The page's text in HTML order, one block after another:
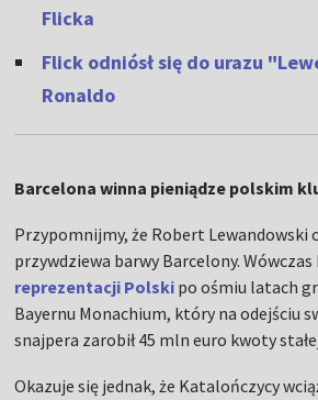
Flicka
Flick odniósł się do urazu
Ronaldo
Barcelona winna pieniądze polskim
Przypomnijmy, że Robert Lewandowski
przywdziewa barwy Barcelony.
reprezentacji Polski po ośmiu latach
Bayernu Monachium, który na odejściu
snajpera zarobił 45 mln euro kwoty
Okazuje się jednak, że Katalończycy